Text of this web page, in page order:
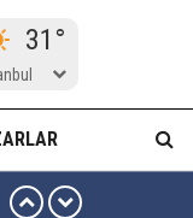
31°